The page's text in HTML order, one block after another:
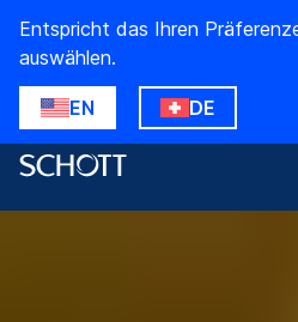
Entspricht das Ihren
auswählen.
EN DE